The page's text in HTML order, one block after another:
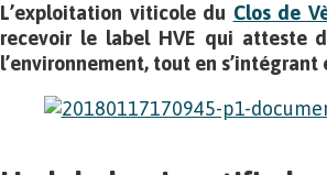
L’exploitation viticole du Clos de
recevoir le label HVE qui atteste
l’environnement, tout en